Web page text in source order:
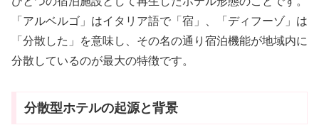
「アルベルゴ」はイタリア語で「宿」、「ディフーゾ」は
「分散した」を意味し、その名の通り宿泊機能が地域内に
分散しているのが最大の特徴です。
分散型ホテルの起源と背景